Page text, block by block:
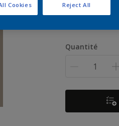
1 L
Quantité
Reject All
Cookies